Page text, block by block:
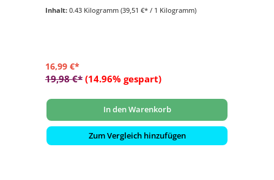
Inhalt: 0.43 Kilogramm (39,51 €* / 1 Kilogramm)
16,99 €*
19,98 €* (14.96% gespart)
In den Warenkorb
Zum Vergleich hinzufügen